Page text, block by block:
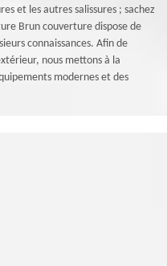
et les autres salissures ; sachez
Brun couverture dispose de
connaissances. Afin de
nous mettons à la
modernes et des